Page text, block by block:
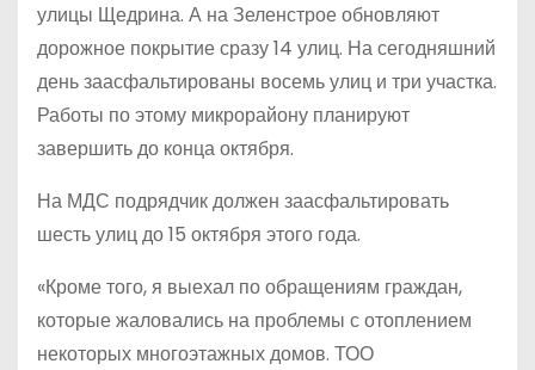
улицы Щедрина. А на Зеленстрое обновляют
дорожное покрытие сразу 14 улиц. На сегодняшний
день заасфальтированы восемь улиц и три участка.
Работы по этому микрорайону планируют
завершить до конца октября.
На МДС подрядчик должен заасфальтировать
шесть улиц до 15 октября этого года.
«Кроме того, я выехал по обращениям граждан,
которые жаловались на проблемы с отоплением
некоторых многоэтажных домов. ТОО